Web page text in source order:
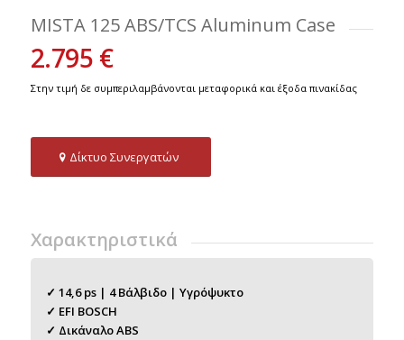
MISTA 125 ABS/TCS Aluminum Case
2.795 €
Στην τιμή δε συμπεριλαμβάνονται μεταφορικά και έξοδα πινακίδας
Δίκτυο Συνεργατών
Xαρακτηριστικά
✓ 14,6 ps | 4 Βάλβιδο | Υγρόψυκτο
✓ EFI BOSCH
✓ Δικάναλο ABS